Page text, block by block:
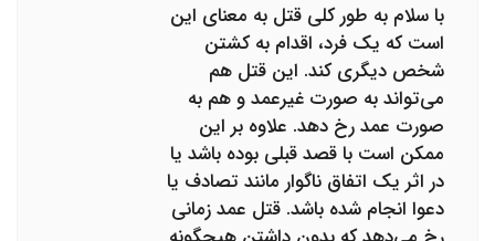
با سلام به طور کلی قتل به معنای این
است که یک فرد، اقدام به کشتن
شخص دیگری کند. این قتل هم
می‌تواند به صورت غیرعمد و هم به
صورت عمد رخ دهد. علاوه بر این
ممکن است با قصد قبلی بوده باشد یا
در اثر یک اتفاق ناگوار مانند تصادف یا
دعوا انجام شده باشد. قتل عمد زمانی